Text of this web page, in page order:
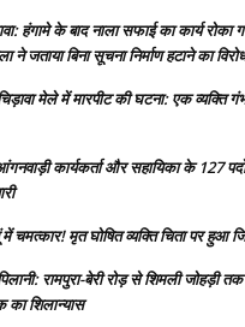
हंगामे के बाद नाला सफाई का कार्य रोका
ने जताया बिना सूचना निर्माण हटाने का
मेले में मारपीट की घटना: एक व्यक्ति
कार्यकर्ता और सहायिका के 127
चमत्कार! मृत घोषित व्यक्ति चिता पर हुआ
रामपुरा-बेरी रोड़ से शिमली जोहड़ी तक
शिलान्यास